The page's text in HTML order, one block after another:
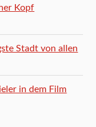
Kopf
Stadt von allen
in dem Film